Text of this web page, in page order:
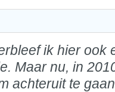
ik hier ook
Maar nu, in
achteruit te